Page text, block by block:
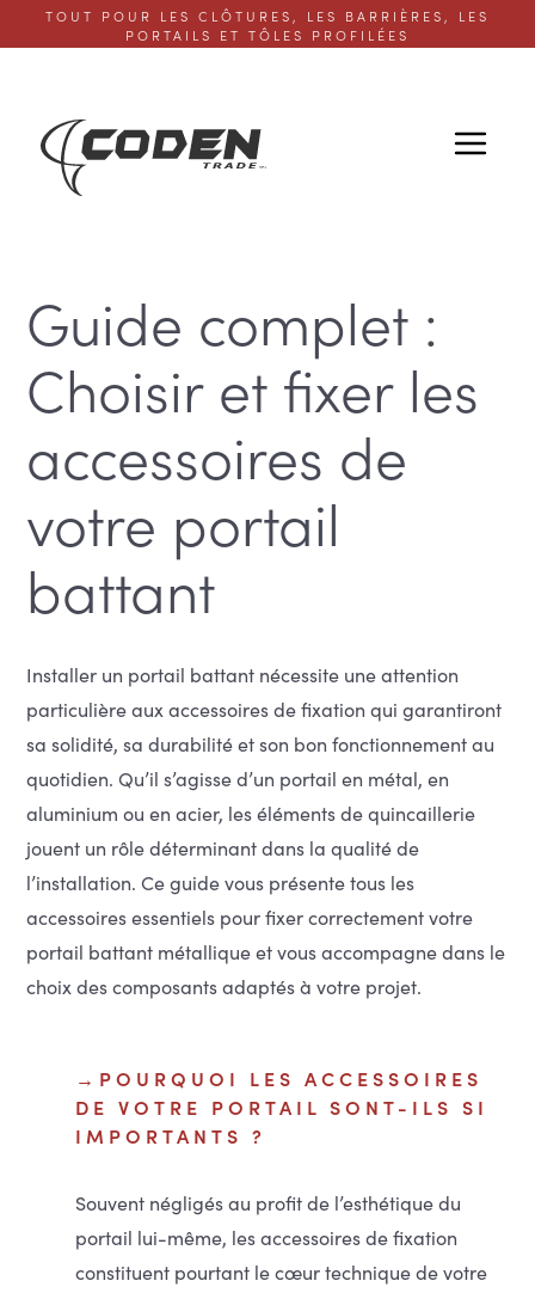
TOUT POUR LES CLÔTURES, LES BARRIÈRES, LES
PORTAILS ET TÔLES PROFILÉES
Guide complet :
Choisir et fixer les
accessoires de
votre portail
battant
Installer un portail battant nécessite une attention
particulière aux accessoires de fixation qui garantiront
sa solidité, sa durabilité et son bon fonctionnement au
quotidien. Qu’il s’agisse d’un portail en métal, en
aluminium ou en acier, les éléments de quincaillerie
jouent un rôle déterminant dans la qualité de
l’installation. Ce guide vous présente tous les
accessoires essentiels pour fixer correctement votre
portail battant métallique et vous accompagne dans le
choix des composants adaptés à votre projet.
POURQUOI LES ACCESSOIRES
DE VOTRE PORTAIL SONT-ILS SI
IMPORTANTS ?
Souvent négligés au profit de l’esthétique du
portail lui-même, les accessoires de fixation
constituent pourtant le cœur technique de votre